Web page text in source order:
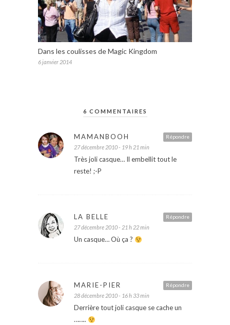
Dans les coulisses de Magic Kingdom
6 janvier 2014
6 COMMENTAIRES
Répondre
MAMANBOOH
27 décembre 2010 - 19 h 21 min
Très joli casque… Il embellit tout le
reste! ;-P
Répondre
LA BELLE
27 décembre 2010 - 21 h 22 min
Un casque… Où ça ?
Répondre
MARIE-PIER
28 décembre 2010 - 16 h 33 min
Derrière tout joli casque se cache un
……..